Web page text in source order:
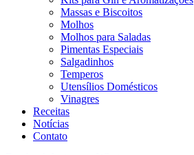
Massas e Biscoitos
Molhos
Molhos para Saladas
Pimentas Especiais
Salgadinhos
Temperos
Utensílios Domésticos
Vinagres
Receitas
Notícias
Contato